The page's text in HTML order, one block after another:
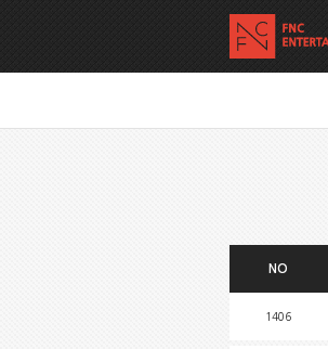
NO
1406